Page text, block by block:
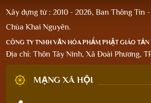
Xây dựng từ : 2010 - 2026, Ban Thông Tin
Chùa Khai Nguyên.
CÔNG TY TNHH VĂN HÓA PHẨM PHẬT GIÁO TẢN
Địa chỉ: Thôn Tây Ninh, Xã Đoài Phương,
MẠNG XÃ HỘI